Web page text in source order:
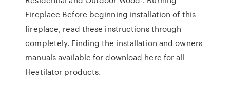
Fireplace Before beginning installation of this
fireplace, read these instructions through
completely. Finding the installation and owners
manuals available for download here for all
Heatilator products.